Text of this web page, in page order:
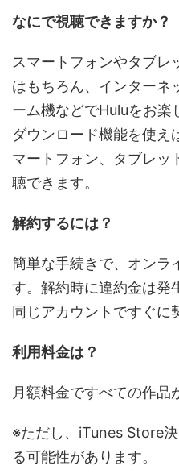
なにで視聴できますか？
スマートフォンやタブレ
はもちろん、インターネ
ーム機などでHuluをお楽
ダウンロード機能を使え
マートフォン、タブレッ
聴できます。
解約するには？
簡単な手続きで、オンラ
す。解約時に違約金は発
同じアカウントですぐに
利用料金は？
月額料金ですべての作品
※ただし、iTunes Store
る可能性があります。